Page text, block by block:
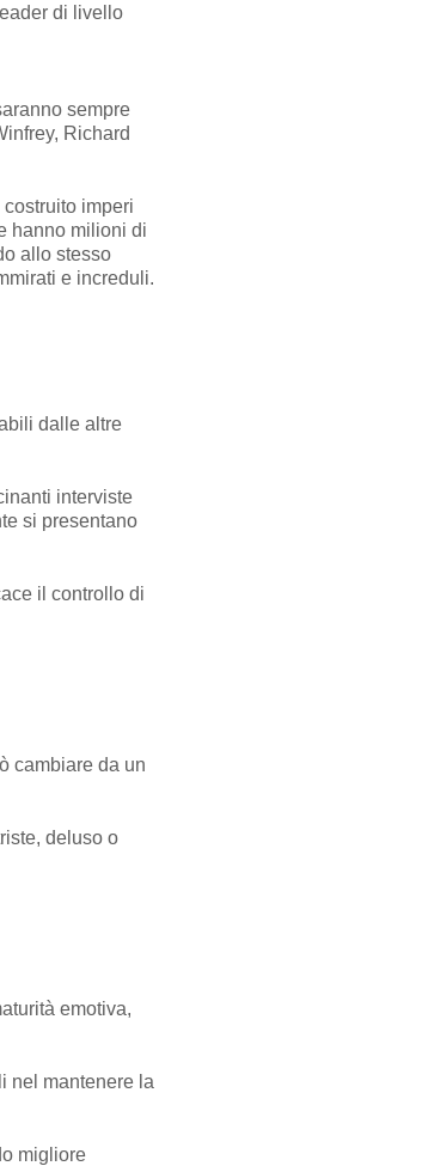
di livello
sempre
Richard
imperi
hanno milioni di
allo stesso
e increduli.
dalle altre
interviste
si presentano
il controllo di
cambiare da un
deluso o
emotiva,
nel mantenere la
migliore